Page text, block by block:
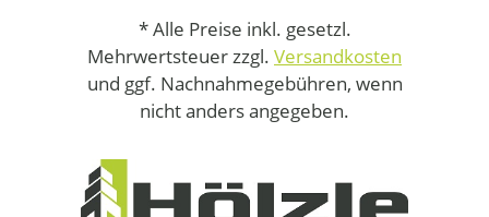
* Alle Preise inkl. gesetzl.
Mehrwertsteuer zzgl. Versandkosten
und ggf. Nachnahmegebühren, wenn
nicht anders angegeben.